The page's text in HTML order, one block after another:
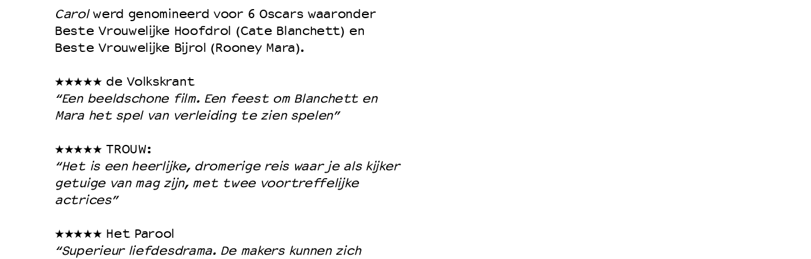
Ruimte voor artistieke vrijheid – VNPF
Carolwerd genomineerd voor 6 Oscars waaronder
Beste Vrouwelijke Hoofdrol (Cate Blanchett) en
Beste Vrouwelijke Bijrol (Rooney Mara).
★★★★★ de Volkskrant
“Een beeldschone film. Een feest om Blanchett en
Mara het spel van verleiding te zien spelen”
★★★★★ TROUW:
“Het is een heerlijke, dromerige reis waar je als kijker
getuige van mag zijn, met twee voortreffelijke
actrices”
★★★★★ Het Parool
“Superieur liefdesdrama. De makers kunnen zich